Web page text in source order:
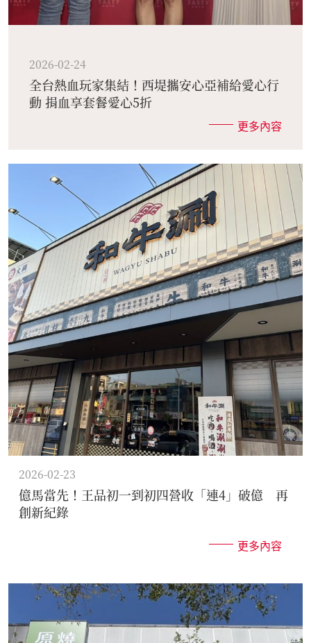
2026-02-24
全台熱血玩家集結！西堤攜安心亞補給愛心行
動 捐血享套餐愛心5折
更多內容
2026-02-23
億馬當先！王品初一到初四營收「連4」破億 再
創新紀錄
更多內容